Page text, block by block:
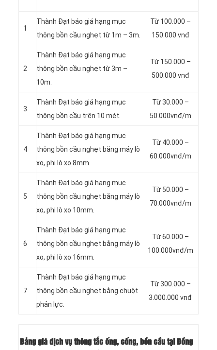
1
Thành Đạt báo giá hạng mục
thông bồn cầu nghẹt từ 1m – 3m.
Từ 100.000 –
150.000 vnđ
2
Thành Đạt báo giá hạng mục
thông bồn cầu nghẹt từ 3m –
10m.
Từ 150.000 –
500.000 vnđ
3
Thành Đạt báo giá hạng mục
thông bồn cầu trên 10 mét.
Từ 30.000 –
50.000vnđ/m
4
Thành Đạt báo giá hạng mục
thông bồn cầu nghẹt bằng máy lò
xo, phi lò xo 8mm.
Từ 40.000 –
60.000vnđ/m
5
Thành Đạt báo giá hạng mục
thông bồn cầu nghẹt bằng máy lò
xo, phi lò xo 10mm.
Từ 50.000 –
70.000vnđ/m
6
Thành Đạt báo giá hạng mục
thông bồn cầu nghẹt bằng máy lò
xo, phi lò xo 16mm.
Từ 60.000 –
100.000vnđ/m
7
Thành Đạt báo giá hạng mục
thông bồn cầu nghẹt bằng chuột
phản lực.
Từ 300.000 –
3.000.000 vnđ
Bảng giá dịch vụ thông tắc ống, cống, bồn cầu tại Đồng